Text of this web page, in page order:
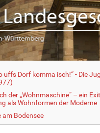
uffs Dorf komma isch!“ - Die
der „Wohnmaschine“ – ein
als Wohnformen der Moderne
am Bodensee